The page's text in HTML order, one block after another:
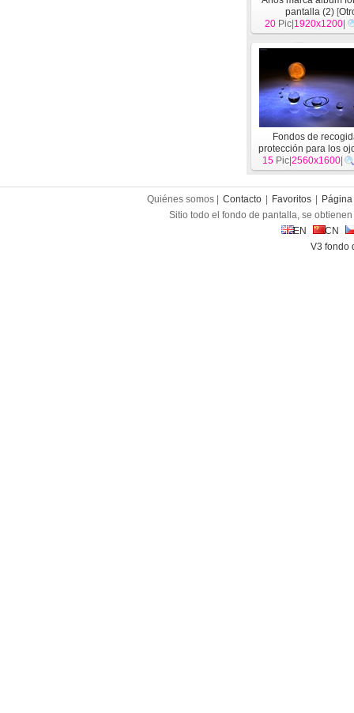
pantalla (2) [
20 Pic| 1920x1200
Fondos de
protección para los
15 Pic| 2560x1600
Quiénes somos | Contacto Favoritos
Sitio todo el fondo de pantalla, se
EN
CN
V3 fondo